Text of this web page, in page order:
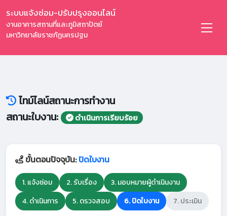
ระบบแจ้งซ่อม-ปรับปรุงออนไลน์
งานอาคารสถานที่และภูมิสถาปัตย์
มหาวิทยาลัยราชภัฏนครปฐม
ไทม์ไลน์สถานะการทำงาน
สถานะใบงาน:
ดำเนินการเรียบร้อย
ขั้นตอนปัจจุบัน:ปิดใบงาน
1. แจ้งซ่อม 2. รับเรื่อง
3. มอบหมายผู้ดำเนินงาน
4. ดำเนินการ
5. ตรวจสอบ 6. ปิดใบงาน 7. ประเมิน